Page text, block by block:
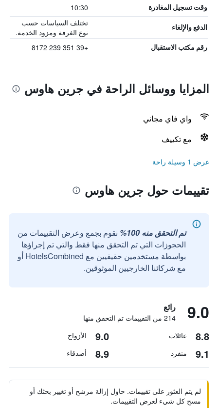
وقت تسجيل المغادرة 10:30
الدفع والإلغاء
تختلف السياسات حسب
نوع الغرفة ومزود الخدمة.
رقم مكتب الاستقبال +39 351 239 8172
المزايا ووسائل الراحة في جرين هاوس
واي فاي مجاني
مع تكييف
عرض 1 وسيلة راحة
تقييمات حول جرين هاوس
تم التحقق منه 100%
نقوم بجمع وعرض التقييمات من
الحجوزات التي تم التحقق منها فقط والتي تم إجراؤها
بواسطة مستخدمين حقيقيين مع HotelsCombined أو
مع شركائنا الخارجيين الموثوقين.
9.0 رائع
214 من التقييمات تم التحقق منها
8.8 عائلات 9.0 الأزواج
9.1 منفرد 8.9 أصدقاء
لم يتم العثور على تقييمات. حاول إزالة مرشح أو تغيير بحثك أو
مسح كل شيء لعرض التقييمات.